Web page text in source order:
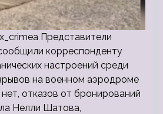
Представители
корреспонденту
настроений среди
на военном аэродроме
отказов от бронирований
Нелли Шатова,